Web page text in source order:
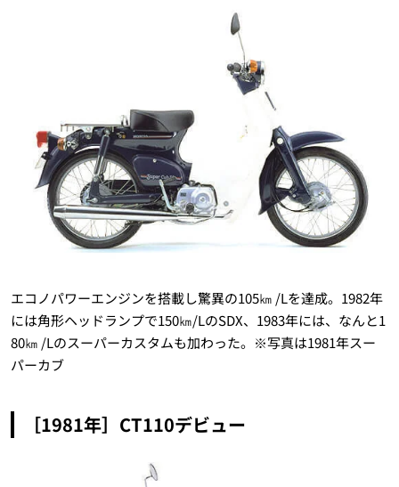
エコノパワーエンジンを搭載し驚異の105㎞ /Lを達成。1982年
には角形ヘッドランプで150㎞/LのSDX、1983年には、なんと1
80㎞ /Lのスーパーカスタムも加わった。※写真は1981年スー
パーカブ
［1981年］CT110デビュー